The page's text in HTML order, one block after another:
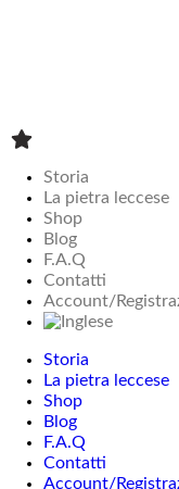
Storia
La pietra leccese
Shop
Blog
F.A.Q
Contatti
Account/
Storia
La pietra leccese
Shop
Blog
F.A.Q
Contatti
Account/